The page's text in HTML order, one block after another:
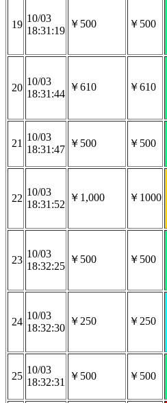
19
10/03
18:31:19
￥500 ￥500
20
10/03
18:31:44
￥610 ￥610
21
10/03
18:31:47
￥500 ￥500
22
10/03
18:31:52
￥1,000 ￥1000
23
10/03
18:32:25
￥500 ￥500
24
10/03
18:32:30
￥250 ￥250
25
10/03
18:32:31
￥500 ￥500